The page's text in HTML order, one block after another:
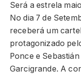
Será a estrela
No dia 7 de
receberá um
protagonizado
Ponce e
Garcigrande. A